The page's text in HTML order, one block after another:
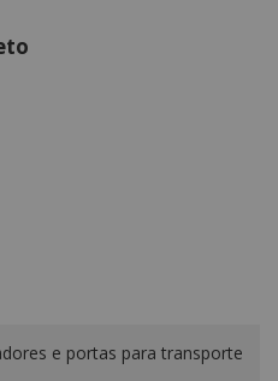
e portas para transporte